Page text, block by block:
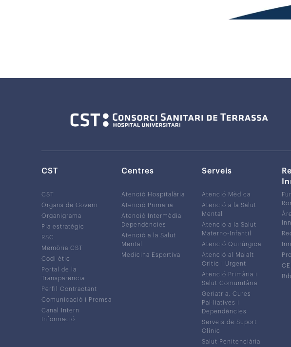
CST
CST
Òrgans de Govern
Organigrama
Pla estratègic
RSC
Memòria CST
Codi ètic
Portal de la
Transparència
Perfil Contractant
Comunicació i Premsa
Canal Intern
Informació
Centres
Atenció Hospitalària
Atenció Primària
Atenció Intermèdia i
Dependències
Atenció a la Salut
Mental
Medicina Esportiva
Serveis
Atenció Mèdica
Atenció a la Salut
Mental
Atenció a la Salut
Materno-Infantil
Atenció Quirúrgica
Atenció al Malalt
Crític i Urgent
Atenció Primària i
Salut Comunitària
Geriatria, Cures
Pal·liatives i
Dependències
Serveis de Suport
Clínic
Salut Penitenciària